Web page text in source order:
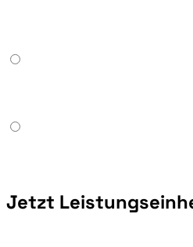
Jetzt